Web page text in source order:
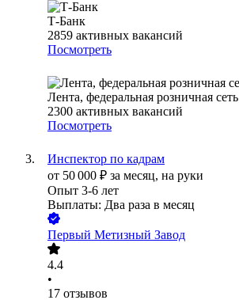
Т-Банк
2859 активных вакансий
Посмотреть
Лента, федеральная розничная сеть
2300 активных вакансий
Посмотреть
Инспектор по кадрам
от 50 000 ₽ за месяц, на руки
Опыт 3-6 лет
Выплаты: Два раза в месяц
Первый Метизный Завод
4.4
•
17 отзывов